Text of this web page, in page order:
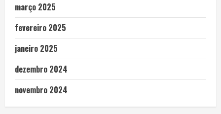
março 2025
fevereiro 2025
janeiro 2025
dezembro 2024
novembro 2024